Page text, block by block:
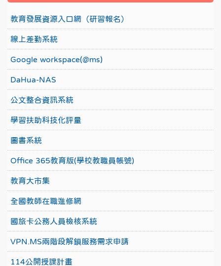
教育發展資源入口網（研習報名）
線上差勤系統
Google workspace(@ms)
DaHua-NAS
公文整合資訊系統
學習扶助科技化評量
圖書系統
Office 365教育版(學校教職員帳號)
教育大市集
全國教師在職進修網
國旅卡公務人員檢核系統
VPN.MS兩階段解鎖服務需求申請
114公開授課計畫